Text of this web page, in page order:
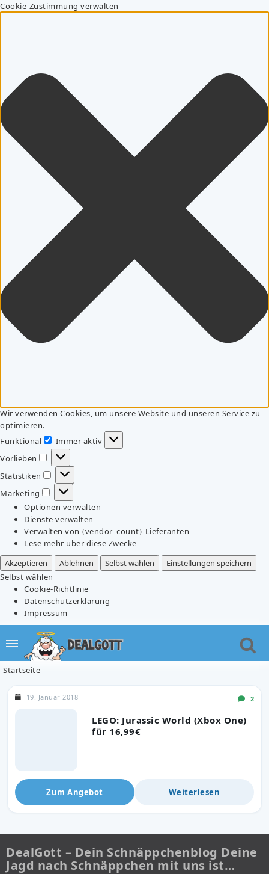
Cookie-Zustimmung verwalten
Wir verwenden Cookies, um unsere Website und unseren Service zu
optimieren.
Funktional
Funktional
Immer aktiv
Vorlieben
Vorlieben
Statistiken
Statistiken
Marketing
Marketing
Optionen verwalten
Dienste verwalten
Verwalten von {vendor_count}-Lieferanten
Lese mehr über diese Zwecke
Akzeptieren
Ablehnen Selbst wählen
Einstellungen speichern
Selbst wählen
Cookie-Richtlinie
Datenschutzerklärung
Impressum
Startseite
LEGO: Jurassic World (Xbox One)
für 16,99€
19. Januar 2018 2
Zum Angebot Weiterlesen
DealGott – Dein Schnäppchenblog Deine
Jagd nach Schnäppchen mit uns ist…